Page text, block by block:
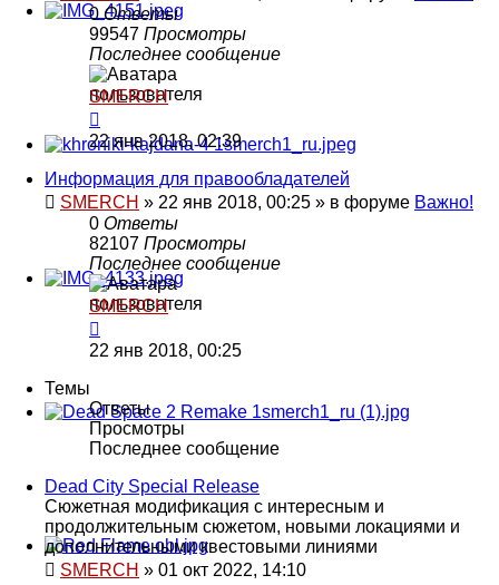
0Ответы
99547 Просмотры
Последнее сообщение
SMERCH
22 янв 2018, 02:39
Информация для правообладателей
SMERCH » 22 янв 2018, 00:25 » в форуме Важно!
0 Ответы
82107 Просмотры
Последнее сообщение
SMERCH
22 янв 2018, 00:25
Темы
Ответы
Просмотры
Последнее сообщение
Dead City Special Release
Сюжетная модификация с интересным и
продолжительным сюжетом, новыми локациями и
дополнительными квестовыми линиями
SMERCH » 01 окт 2022, 14:10